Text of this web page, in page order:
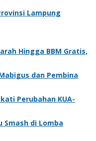
Lampung
Hingga BBM Gratis,
dan Pembina
Perubahan KUA-
Smash di Lomba